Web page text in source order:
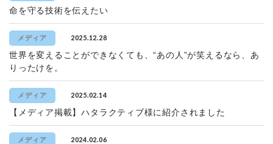
命を守る技術を伝えたい
メディア 2025.12.28
世界を変えることができなくても、“あの人”が笑えるなら、あ
りったけを。
メディア 2025.02.14
【メディア掲載】ハタラクティブ様に紹介されました
メディア 2024.02.06